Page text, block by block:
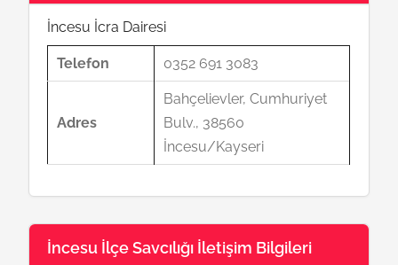
İncesu İcra Dairesi
Telefon 0352 691 3083
Adres
Bahçelievler, Cumhuriyet
Bulv., 38560
İncesu/Kayseri
İncesu İlçe Savcılığı İletişim Bilgileri